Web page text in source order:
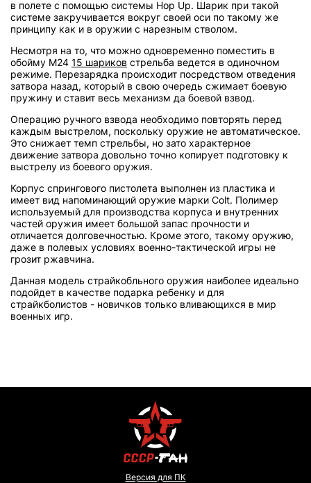
в полете с помощью системы Hop Up. Шарик при такой
системе закручивается вокруг своей оси по такому же
принципу как и в оружии с нарезным стволом.
Несмотря на то, что можно одновременно поместить в
обойму М24 15 шариков стрельба ведется в одиночном
режиме. Перезарядка происходит посредством отведения
затвора назад, который в свою очередь сжимает боевую
пружину и ставит весь механизм да боевой взвод.
Операцию ручного взвода необходимо повторять перед
каждым выстрелом, поскольку оружие не автоматическое.
Это снижает темп стрельбы, но зато характерное
движение затвора довольно точно копирует подготовку к
выстрелу из боевого оружия.
Корпус спрингового пистолета выполнен из пластика и
имеет вид напоминающий оружие марки Colt. Полимер
используемый для производства корпуса и внутренних
частей оружия имеет большой запас прочности и
отличается долговечностью. Кроме этого, такому оружию,
даже в полевых условиях военно-тактической игры не
грозит ржавчина.
Данная модель страйкобльного оружия наиболее идеально
подойдет в качестве подарка ребенку и для
страйкболистов - новичков только вливающихся в мир
военных игр.
Версия для ПК